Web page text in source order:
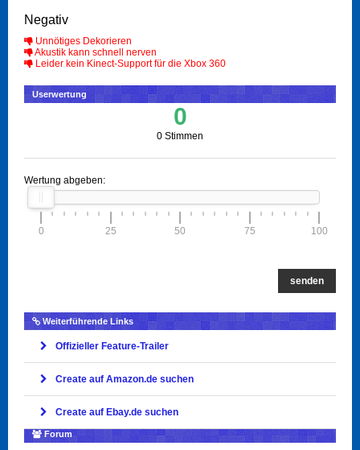
Negativ
Unnötiges Dekorieren
Akustik kann schnell nerven
Leider kein Kinect-Support für die Xbox 360
Userwertung
0
0 Stimmen
Wertung abgeben:
0 25 50 75 100
senden
Weiterführende Links
Offizieller Feature-Trailer
Create auf Amazon.de suchen
Create auf Ebay.de suchen
Forum